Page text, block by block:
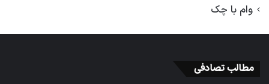
وام با چک
مطالب تصادفی